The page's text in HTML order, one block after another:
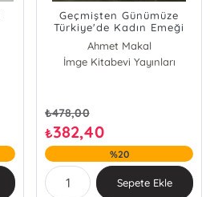
Geçmişten Günümüze
Türkiye'de Kadın Emeği
Ahmet Makal
Mine Göğüş Tan
Nermin Abadan Unat
Yıldız Ecevit
Özlem Şahin
İpek İlkkaracan
Aylin Akpınar
İmge Kitabevi Yayınları
₺478,00
₺382,40
%20
Sepete Ekle